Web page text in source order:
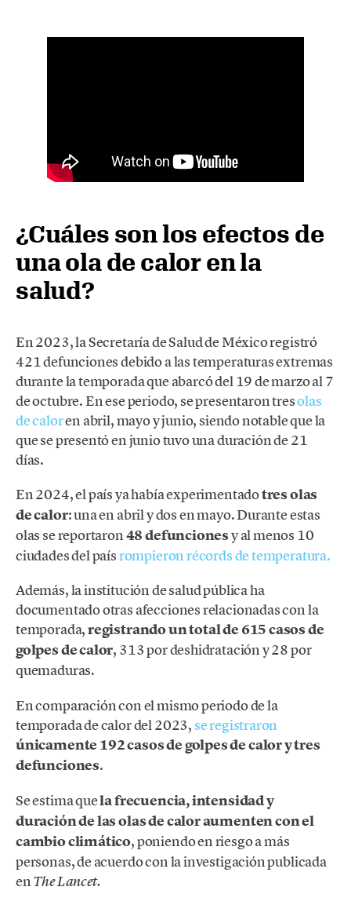
¿Cuáles son los efectos de
una ola de calor en la
salud?
En 2023, la Secretaría de Salud de México registró
421 defunciones debido a las temperaturas extremas
durante la temporada que abarcó del 19 de marzo al 7
de octubre. En ese periodo, se presentaron tresolas
de caloren abril, mayo y junio, siendo notable que la
que se presentó en junio tuvo una duración de 21
días.
En 2024, el país ya había experimentadotres olas
de calor: una en abril y dos en mayo. Durante estas
olas se reportaron48 defuncionesy al menos 10
ciudades del paísrompieron récords de temperatura.
Además, la institución de salud pública ha
documentado otras afecciones relacionadas con la
temporada,registrando un total de 615 casos de
golpes de calor, 313 por deshidratación y 28 por
quemaduras.
En comparación con el mismo periodo de la
temporada de calor del 2023,se registraron
únicamente 192 casos de golpes de calor y tres
defunciones.
Se estima quela frecuencia, intensidad y
duración de las olas de calor aumenten con el
cambio climático, poniendo en riesgo a más
personas, de acuerdo con la investigación publicada
enThe Lancet.